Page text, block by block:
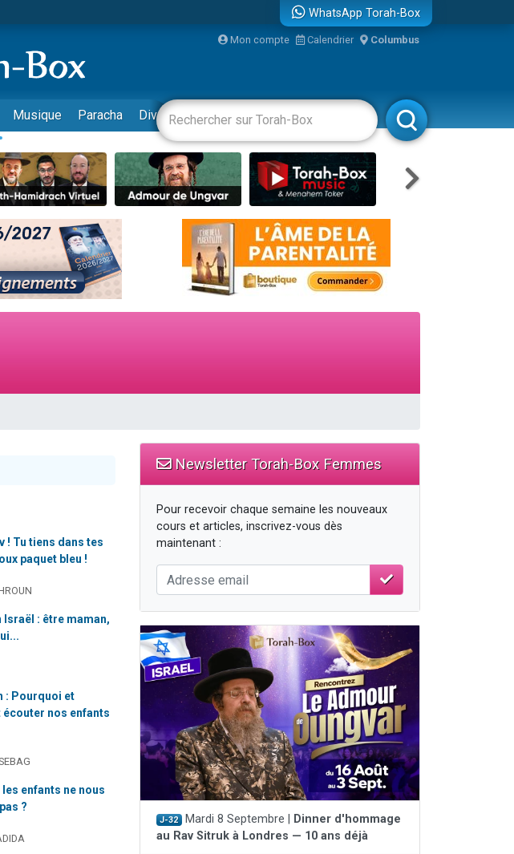
dans un appartement insalubre
aux Orphelins
de Yohan
et le Birkat Hamazone à travers le temps
WhatsApp Torah-Box
Mon compte Calendrier Columbus
Musique Paracha Divertissements Livres Rabbanim
! Tu tiens dans tes
paquet bleu !
Israël : être maman,
: Pourquoi et
écouter nos enfants
enfants ne nous
?
Newsletter Torah-Box Femmes
Pour recevoir chaque semaine les nouveaux
cours et articles, inscrivez-vous dès
maintenant :
J-32 Mardi 8 Septembre |
Dinner d'hommage
au Rav Sitruk à Londres — 10 ans déjà